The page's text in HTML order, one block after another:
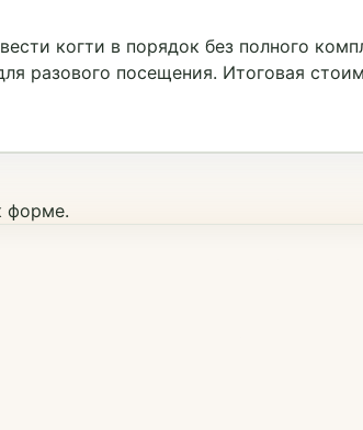
когти в порядок без полного
разового посещения. Итоговая
форме.